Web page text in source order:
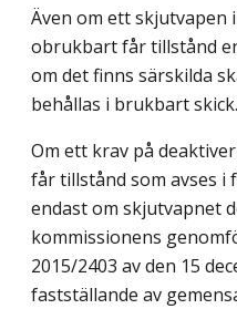
Även om ett
obrukbart får tillstånd
om det finns särskilda
behållas i brukbart skick.
Om ett krav på
får tillstånd som avses i
endast om skjutvapnet
kommissionens
2015/2403 av den 15
fastställande av